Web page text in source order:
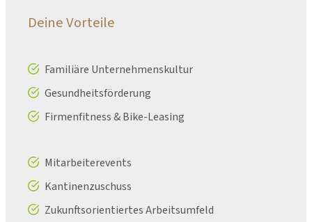
Deine Vorteile
Familiäre Unternehmenskultur
Gesundheitsförderung
Firmenfitness & Bike-Leasing
Mitarbeiterevents
Kantinenzuschuss
Zukunftsorientiertes Arbeitsumfeld